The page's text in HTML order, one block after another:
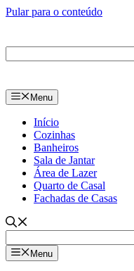
Pular para o conteúdo
Menu
Início
Cozinhas
Banheiros
Sala de Jantar
Área de Lazer
Quarto de Casal
Fachadas de Casas
Menu